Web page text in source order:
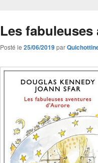
Les fabuleuses
Posté le 25/06/2019par